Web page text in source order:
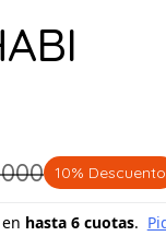
10% Descuento